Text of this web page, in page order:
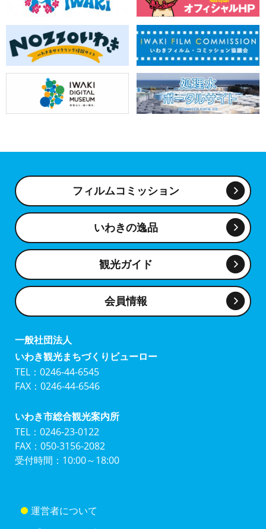
フィルムコミッション
いわきの逸品
観光ガイド
会員情報
一般社団法人
いわき観光まちづくりビューロー
TEL：0246-44-6545
FAX：0246-44-6546
いわき市総合観光案内所
TEL：0246-23-0122
FAX：050-3156-2082
受付時間：10:00～18:00
運営者について